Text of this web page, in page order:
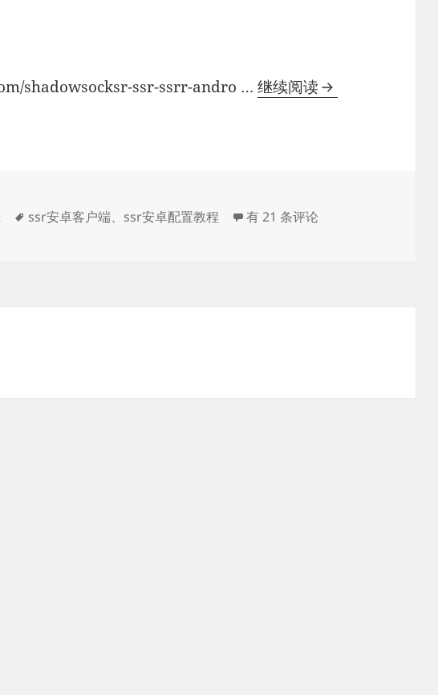
shadowsocksr-ssr-ssrr-andro … 继续阅读ShadowsocksR/
标
ssr安卓客户端、 ssr安卓配置教程 ShadowsocksR/SSR/SSRR安卓
有 21 条评论